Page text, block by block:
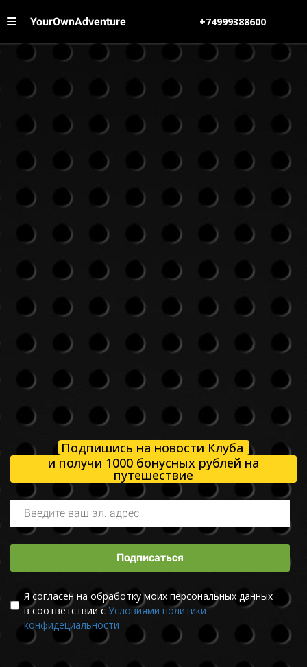
YourOwnAdventure +74999388600
Подпишись на новости Клуба
и получи 1000 бонусных рублей на
путешествие
Подписаться
Я согласен на обработку моих персональных данных
в соответствии сУсловиями политики
конфидециальности